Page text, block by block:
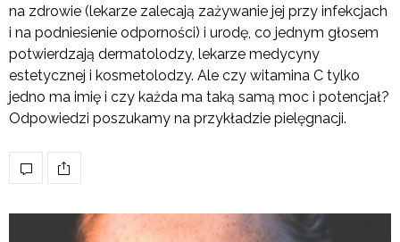
na zdrowie (lekarze zalecają zażywanie jej przy infekcjach
i na podniesienie odporności) i urodę, co jednym głosem
potwierdzają dermatolodzy, lekarze medycyny
estetycznej i kosmetolodzy. Ale czy witamina C tylko
jedno ma imię i czy każda ma taką samą moc i potencjał?
Odpowiedzi poszukamy na przykładzie pielęgnacji.